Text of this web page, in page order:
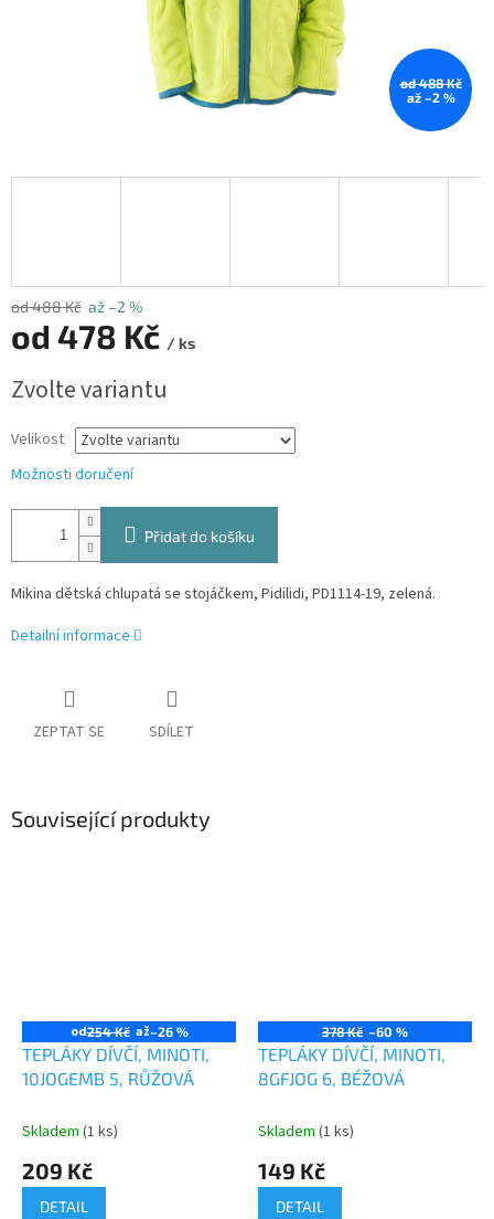
od 488 Kč
až –2 %
od 488 Kč až –2 %
od 478 Kč / ks
cena:
Zvolte variantu
Velikost
Možnosti doručení
Přidat do košíku
Mikina dětská chlupatá se stojáčkem, Pidilidi, PD1114-19, zelená.
Detailní informace
ZEPTAT SE SDÍLET
Související produkty
od254 Kč až–26 %
TEPLÁKY DÍVČÍ, MINOTI,
10JOGEMB 5, RŮŽOVÁ
Skladem (1 ks)
209 Kč
DETAIL
378 Kč –60 %
TEPLÁKY DÍVČÍ, MINOTI,
8GFJOG 6, BÉŽOVÁ
Skladem (1 ks)
149 Kč
DETAIL